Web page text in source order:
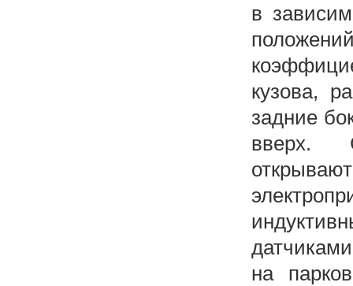
в
кузова,
задние
вверх.
на